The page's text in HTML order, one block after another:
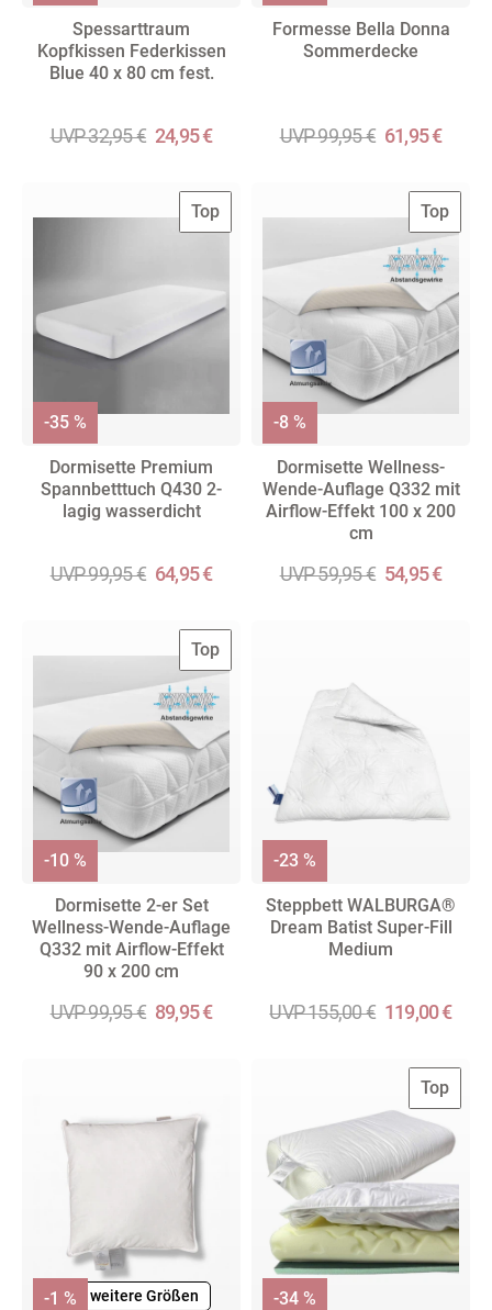
Spessarttraum
Kopfkissen Federkissen
Blue 40 x 80 cm fest.
UVP 32,95 € 24,95 €
Formesse Bella Donna
Sommerdecke
UVP 99,95 € 61,95 €
Top
Dormisette Premium
Spannbetttuch Q430 2-
lagig wasserdicht
UVP 99,95 € 64,95 €
-35 %
Top
Dormisette Wellness-
Wende-Auflage Q332 mit
Airflow-Effekt 100 x 200
cm
UVP 59,95 € 54,95 €
-8 %
Top
Dormisette 2-er Set
Wellness-Wende-Auflage
Q332 mit Airflow-Effekt
90 x 200 cm
UVP 99,95 € 89,95 €
-10 %
Steppbett WALBURGA®
Dream Batist Super-Fill
Medium
UVP 155,00 € 119,00 €
-23 %
+ weitere Größen
-1 %
Top
-34 %